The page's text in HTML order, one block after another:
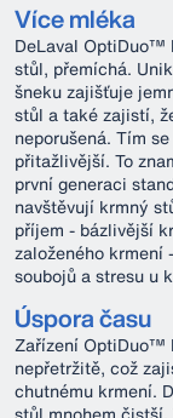
Více mléka
DeLaval OptiDuo™
stůl, přemíchá.
šneku zajišťuje
stůl a také zajistí,
neporušená. Tím
přitažlivější. To
první generaci
navštěvují krmný
příjem - bázlivější
založeného krmení
soubojů a stresu u
Úspora času
Zařízení OptiDuo™
nepřetržitě, což
chutnému krmení.